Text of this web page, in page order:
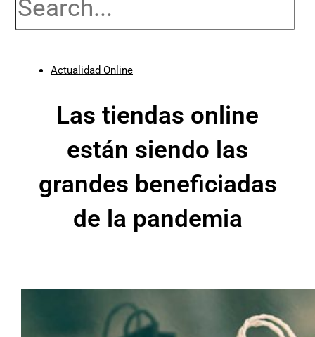
Actualidad Online
Las tiendas online
están siendo las
grandes beneficiadas
de la pandemia